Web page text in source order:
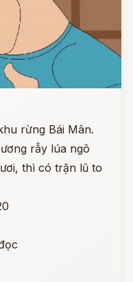
rừng Bái Mân.
rẫy lúa ngô
thì có trận lũ to